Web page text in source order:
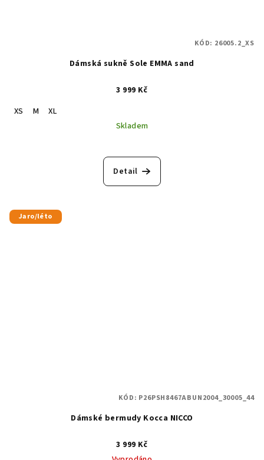
Dámská sukně Sole EMMA sand
3 999 Kč
XS
M
XL
Skladem
Detail
KÓD: 26005.2_XS
Jaro/léto
Dámské bermudy Kocca NICCO
3 999 Kč
KÓD: P26PSH8467ABUN2004_30005_44